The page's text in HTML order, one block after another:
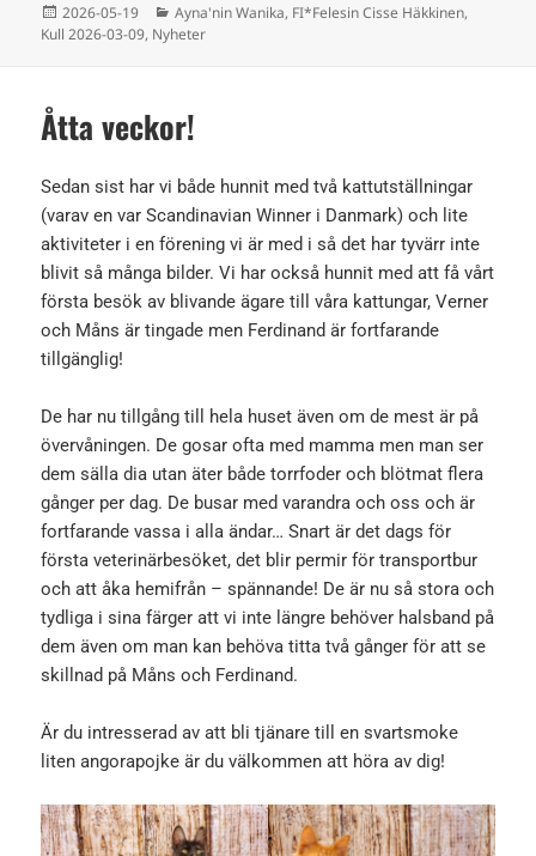
Postat
2026-05-19 Kategorier
Ayna'nin Wanika, FI*Felesin Cisse Häkkinen,
Kull 2026-03-09, Nyheter
Åtta veckor!
Sedan sist har vi både hunnit med två kattutställningar
(varav en var Scandinavian Winner i Danmark) och lite
aktiviteter i en förening vi är med i så det har tyvärr inte
blivit så många bilder. Vi har också hunnit med att få vårt
första besök av blivande ägare till våra kattungar, Verner
och Måns är tingade men Ferdinand är fortfarande
tillgänglig!
De har nu tillgång till hela huset även om de mest är på
övervåningen. De gosar ofta med mamma men man ser
dem sälla dia utan äter både torrfoder och blötmat flera
gånger per dag. De busar med varandra och oss och är
fortfarande vassa i alla ändar… Snart är det dags för
första veterinärbesöket, det blir permir för transportbur
och att åka hemifrån – spännande! De är nu så stora och
tydliga i sina färger att vi inte längre behöver halsband på
dem även om man kan behöva titta två gånger för att se
skillnad på Måns och Ferdinand.
Är du intresserad av att bli tjänare till en svartsmoke
liten angorapojke är du välkommen att höra av dig!